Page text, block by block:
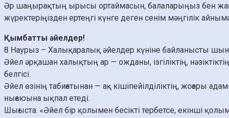
Әр шаңырақтың ырысы ортаймасын, балаларыңыз бен
жүректеріңізден ертеңгі күнге деген сенім мәңгілік
Қымбатты әйелдер!
8 Наурыз – Халықаралық әйелдер күніне байланысты
Әйел әрқашан халықтың ар — ожданы, ізгіліктің,
белгісі.
Әйел өзінің табиғатынан — ақ кішіпейілділіктің, жоғары
нығаюына ықпал етеді.
Шығыста: «Әйел бір қолымен бесікті тербетсе, екінші